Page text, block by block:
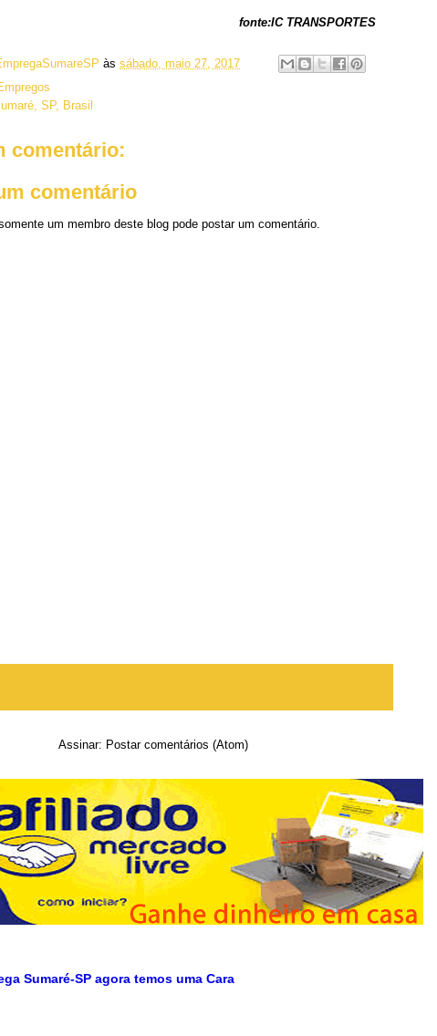
fonte:IC TRANSPORTES
às sábado, maio 27, 2017
SP, Brasil
comentário:
comentário
um membro deste blog pode postar um comentário.
Assinar: Postar comentários (Atom)
Sumaré-SP agora temos uma Cara